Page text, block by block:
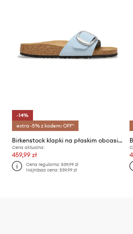
-14%
extra -5% z kodem: OFF*
Birkenstock klapki na płaskim obcasie damskie skórzane Madrid Big Buckle
Cena aktualna:
459,99 zł
Cena regularna:539,99 zł
Najniższa cena:539,99 zł